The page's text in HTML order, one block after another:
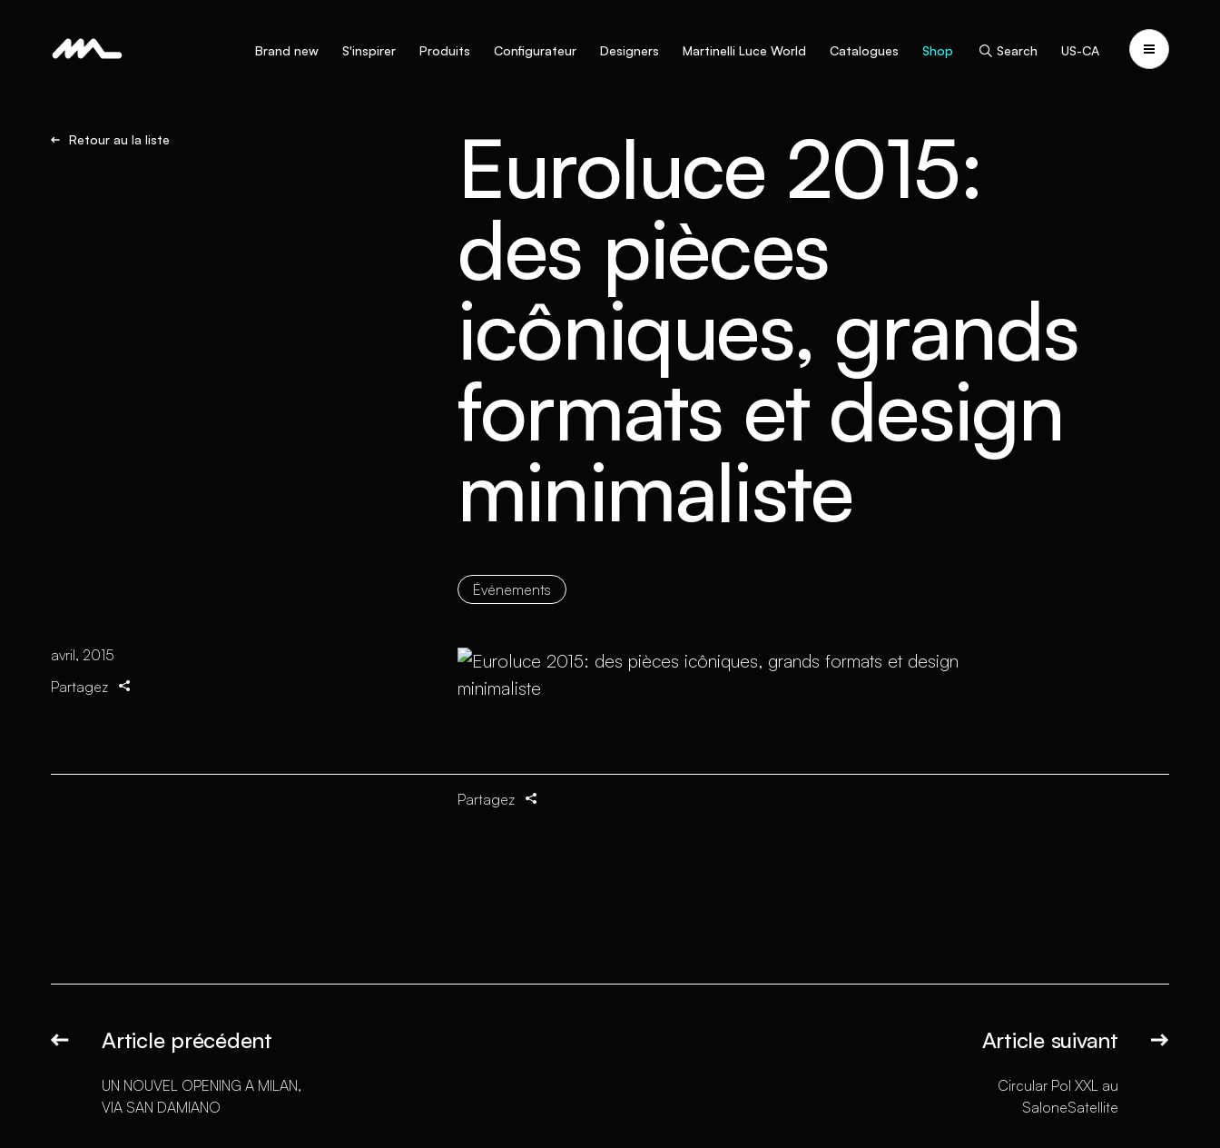
Brand new S'inspirer Produits Configurateur Designers Martinelli Luce World Catalogues Shop Search US-CA
Retour au la liste Euroluce 2015:
des pièces
icôniques, grands
formats et design
minimaliste
Événements
avril, 2015
Partagez
Partagez
Article précédent
UN NOUVEL OPENING A MILAN,
VIA SAN DAMIANO
Article suivant
Circular Pol XXL au
SaloneSatellite